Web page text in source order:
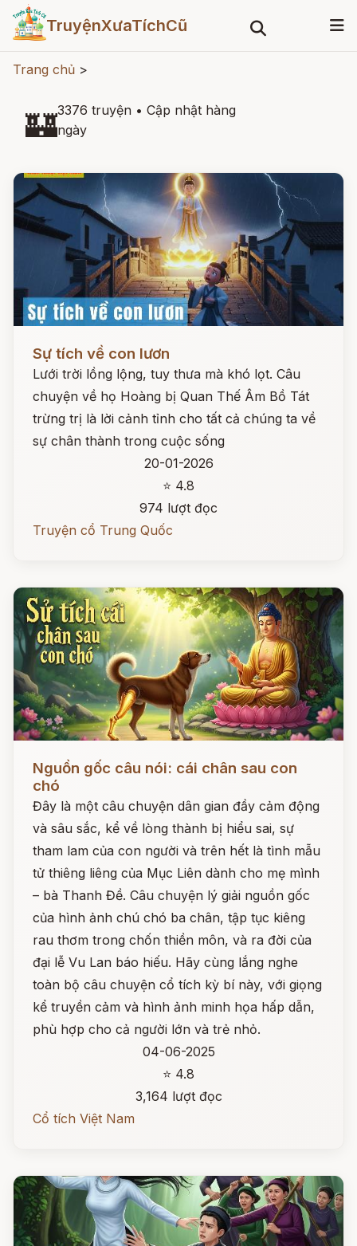
TruyệnXưaTíchCũ
Trang chủ >
🏰3376 truyện • Cập nhật hàng
ngày
Sự tích về con lươn
Lưới trời lồng lộng, tuy thưa mà khó lọt. Câu
chuyện về họ Hoàng bị Quan Thế Âm Bồ Tát
trừng trị là lời cảnh tỉnh cho tất cả chúng ta về
sự chân thành trong cuộc sống
20-01-2026
⭐ 4.8
974 lượt đọc
Truyện cổ Trung Quốc
Đọc ngay
Nguồn gốc câu nói: cái chân sau con
chó
Đây là một câu chuyện dân gian đầy cảm động
và sâu sắc, kể về lòng thành bị hiểu sai, sự
tham lam của con người và trên hết là tình mẫu
tử thiêng liêng của Mục Liên dành cho mẹ mình
– bà Thanh Đề. Câu chuyện lý giải nguồn gốc
của hình ảnh chú chó ba chân, tập tục kiêng
rau thơm trong chốn thiền môn, và ra đời của
đại lễ Vu Lan báo hiếu. Hãy cùng lắng nghe
toàn bộ câu chuyện cổ tích kỳ bí này, với giọng
kể truyền cảm và hình ảnh minh họa hấp dẫn,
phù hợp cho cả người lớn và trẻ nhỏ.
04-06-2025
⭐ 4.8
3,164 lượt đọc
Cổ tích Việt Nam